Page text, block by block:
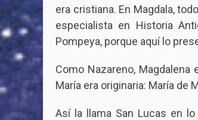
era cristiana. En Magdala,
especialista en Historia
Pompeya, porque aquí lo
Como Nazareno,
María era originaria: María de
Así la llama San Lucas en